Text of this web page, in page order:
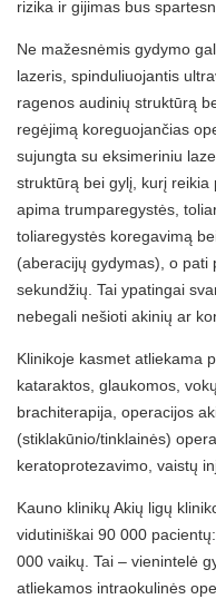
rizika ir gijimas bus
Ne mažesnėmis gydymo
lazeris, spinduliuojantis
ragenos audinių struktūrą
regėjimą koreguojančias
sujungta su eksimeriniu
struktūrą bei gylį, kurį
apima trumparegystės,
toliaregystės koregavimą
(aberacijų gydymas), o
sekundžių. Tai ypatingai
nebegali nešioti akinių ar
Klinikoje kasmet atliekama
kataraktos, glaukomos,
brachiterapija, operacijos
(stiklakūnio/tinklainės)
keratoprotezavimo, vaistų
Kauno klinikų Akių ligų
vidutiniškai 90 000
000 vaikų. Tai – vienintelė
atliekamos intraokulinės